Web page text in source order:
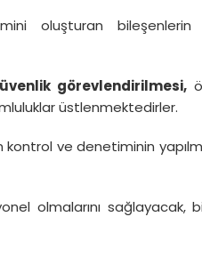
oluşturan bileşenlerin
görevlendirilmesi,
üstlenmektedirler.
kontrol ve denetiminin
olmalarını sağlayacak,